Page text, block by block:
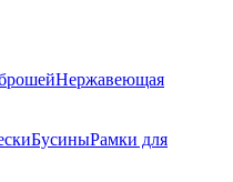
Нержавеющая
БусиныРамки для